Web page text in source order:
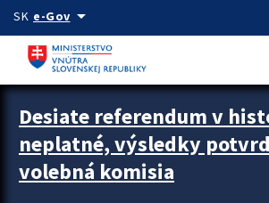
Preskocit na hlavný obsah
SK e-Govarrow_drop_down
Zastavit automatický posun upútavok
Desiate referendum v
neplatné, výsledky
volebná komisia